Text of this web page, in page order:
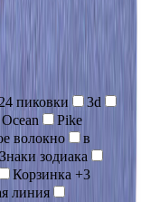
пиковки
3d
Ocean
Pike
волокно
в
Знаки зодиака
Корзинка +3
линия